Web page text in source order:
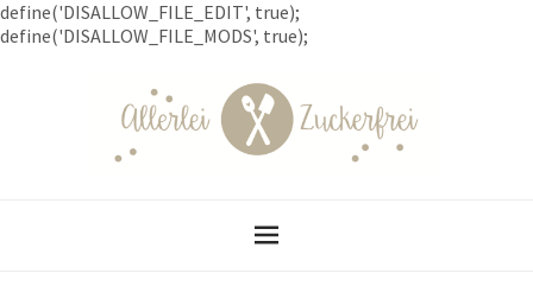
define('DISALLOW_FILE_EDIT', true);
define('DISALLOW_FILE_MODS', true);